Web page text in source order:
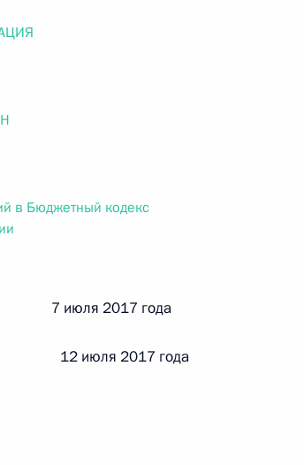
г. № 256-ФЗ
в Бюджетный кодекс
7 июля 2017 года
12 июля 2017 года